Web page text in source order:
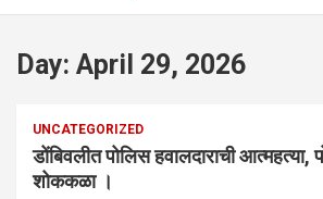
Day: April 29, 2026
UNCATEGORIZED
डोंबिवलीत पोलिस हवालदाराची आत्महत्या,
शोककळा ।